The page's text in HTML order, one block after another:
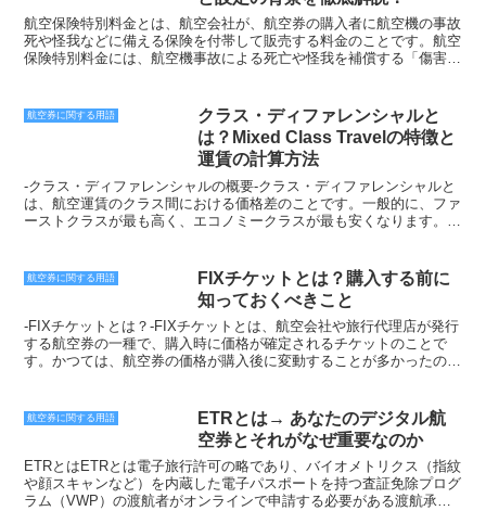
航空保険特別料金とは、航空会社が、航空券の購入者に航空機の事故
死や怪我などに備える保険を付帯して販売する料金のことです。航空
保険特別料金には、航空機事故による死亡や怪我を補償する「傷害補
用補償」の3種類があります。航空保険特別料金の金額は、航空券の
購入金額や搭乗する航空会社の運航実績、飛行距離などによって異な
ります。また、航空保険特別料金には、補償額や補償期間を自由に選
択できるものや、航空券の購入金額に応じて自動的に付帯されるもの
など、さまざまなタイプがあります。航空保険特別料金の設定の背景
には、航空機事故による死亡や怪我、手荷物や携帯品の損害、運送遅
延などによる費用負担を軽減するためがあります。航空保険特別料金
に加入することで、航空機事故による不測の事態に備えることができ
リスクや航空保険特別料金の補償内容や金額などを考慮して、個人の
判断で行う必要があります。
航空券に関する用語
クラス・ディファレンシャルと
は？Mixed Class Travelの特徴と
運賃の計算方法
-クラス・ディファレンシャルの概要-クラス・ディファレンシャルと
は、航空運賃のクラス間における価格差のことです。一般的に、ファ
ーストクラスが最も高く、エコノミークラスが最も安くなります。ク
ます。クラス・ディファレンシャルには、いくつかの理由がありま
す。まず、ファーストクラスはより多くのアメニティやサービスを提
供しています。ファーストクラスの座席はより広く、快適で、食事や
飲み物はより豪華です。また、ファーストクラスの乗客は優先搭乗や
手荷物受託の優先処理を受けることができます。第二に、ファースト
クラスは需要が高い傾向にあります。ビジネスマンや富裕層は、より
設定することができます。第三に、ファーストクラスは航空会社の収
益源となっています。航空会社は、ファーストクラスの座席から得ら
れる収益を、他のクラスの座席の価格を下げるために使用することが
できます。これは、より多くの人が航空旅行を利用できるようにする
のに役立ちます。クラス・ディファレンシャルは、航空会社にとって
重要な収益源となっています。また、より快適な旅行体験を求める乗
航空券に関する用語
FIXチケットとは？購入する前に
知っておくべきこと
-FIXチケットとは？-FIXチケットとは、航空会社や旅行代理店が発行
する航空券の一種で、購入時に価格が確定されるチケットのことで
す。かつては、航空券の価格が購入後に変動することが多かったので
ことが可能になりました。FIXチケットには、いくつかの種類があり
ます。最も一般的なのは、片道と往復のFIXチケットです。これら
は、それぞれ片道と往復の航空券を販売しています。また、オープン
チケットとクローズチケットと呼ばれるものもあります。オープンチ
ケットは、出発日と到着日が決まっていない航空券で、出発日と到着
日は購入後に決定することができます。クローズチケットは、出発日
航空券に関する用語
ETRとは→ あなたのデジタル航
空券とそれがなぜ重要なのか
ETRとはETRとは電子旅行許可の略であり、バイオメトリクス（指紋
や顔スキャンなど）を内蔵した電子パスポートを持つ査証免除プログ
ラム（VWP）の渡航者がオンラインで申請する必要がある渡航承認